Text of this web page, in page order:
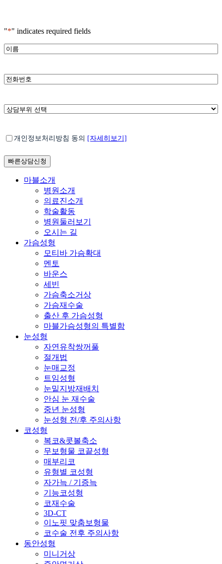
"*" indicates required fields
이*
전
호
*
상
위
택
*
개
정
보
* 개인정보처리방침 동의 [자세히보기]
Close
마블소개
병원소개
의료진소개
학술활동
병원둘러보기
오시는 길
가슴성형
모티바 가슴확대
멘토
바운스
세빈
가슴축소거상
가슴재수술
출산 후 가슴성형
마블가슴성형의 특별함
눈성형
자연유착쌍꺼풀
절개법
눈매교정
트임성형
눈밑지방재배치
안심 눈 재수술
중년 눈성형
눈성형 전/후 주의사항
코성형
복코&콧볼축소
무보형물 코끝성형
매부리코
유형별 코성형
자가늑 / 기증늑
기능코성형
코재수술
3D-CT
이노핏 맞춤보형물
코수술 전후 주의사항
동안성형
미니거상